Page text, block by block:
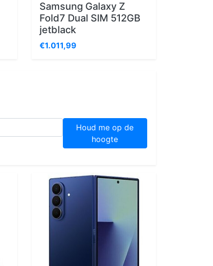
Samsung Galaxy Z
Fold7 Dual SIM 512GB
jetblack
€1.011,99
Houd me op de
hoogte